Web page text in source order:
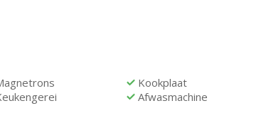
Kookplaat
Afwasmachine